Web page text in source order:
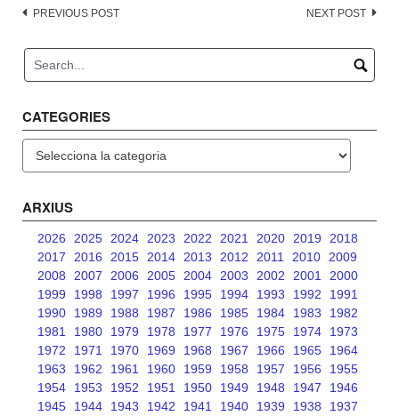
Post
PREVIOUS POST NEXT POST
CATEGORIES
ARXIUS
2026 2025 2024 2023 2022 2021 2020 2019
2018
2017
2016 2015 2014 2013 2012 2011 2010
2009
2008
2007 2006 2005 2004 2003 2002 2001
2000
1999
1998 1997 1996 1995 1994 1993 1992
1991
1990
1989 1988 1987 1986 1985 1984 1983
1982
1981
1980 1979 1978 1977 1976 1975 1974
1973
1972
1971 1970 1969 1968 1967 1966 1965
1964
1963
1962 1961 1960 1959 1958 1957 1956
1955
1954
1953 1952 1951 1950 1949 1948 1947
1946
1945
1944 1943 1942 1941 1940 1939 1938
1937